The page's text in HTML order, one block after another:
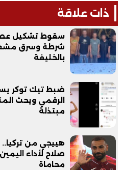
ذات علاقة
سقوط تشكيل
شرطة وسرق
بالخليفة
ضبط تيك توكر
الرقمي ويحث
مبتذلة
هييجي من
صلاح لأداء
محاماة